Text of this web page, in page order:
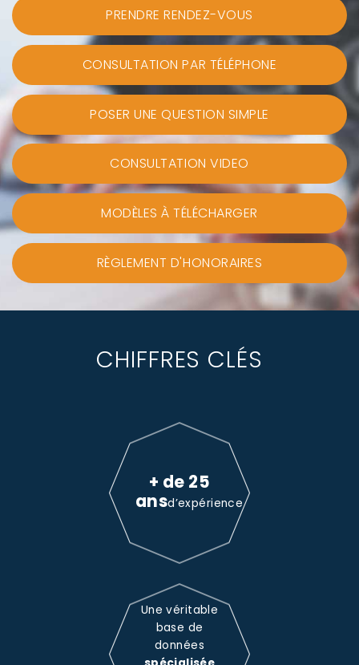
PRENDRE RENDEZ-VOUS
CONSULTATION PAR TÉLÉPHONE
POSER UNE QUESTION SIMPLE
CONSULTATION VIDEO
MODÈLES À TÉLÉCHARGER
RÈGLEMENT D'HONORAIRES
CHIFFRES CLÉS
+ de 25
ansd’expérience
Une véritable
base de
données